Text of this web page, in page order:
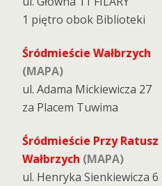
1 piętro obok Biblioteki
Śródmieście Wałbrzych
(MAPA)
ul. Adama Mickiewicza 27
za Placem Tuwima
Śródmieście Przy Ratusz
Wałbrzych (MAPA)
ul. Henryka Sienkiewicza 6